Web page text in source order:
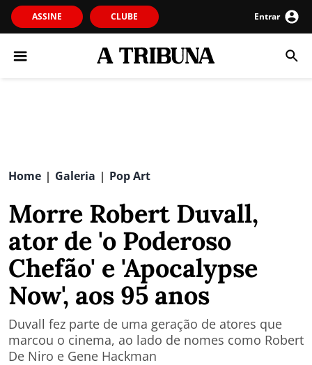
ASSINE CLUBE Entrar
Home | Galeria | Pop Art
Morre Robert Duvall,
ator de 'o Poderoso
Chefão' e 'Apocalypse
Now', aos 95 anos
Duvall fez parte de uma geração de atores que
marcou o cinema, ao lado de nomes como Robert
De Niro e Gene Hackman